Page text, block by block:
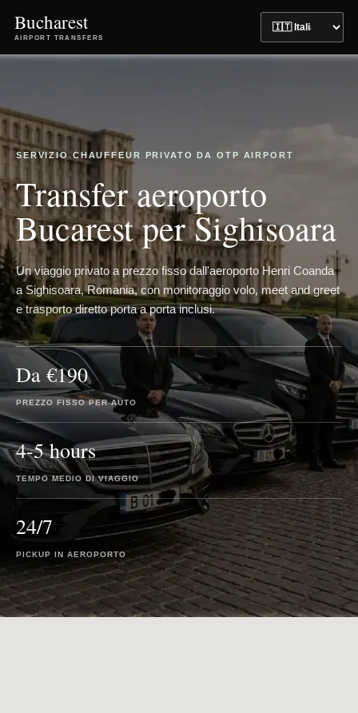
Bucharest
AIRPORT TRANSFERS
SERVIZIO CHAUFFEUR PRIVATO DA OTP AIRPORT
Transfer aeroporto
Bucarest per Sighisoara
Un viaggio privato a prezzo fisso dall'aeroporto Henri Coanda
a Sighisoara, Romania, con monitoraggio volo, meet and greet
e trasporto diretto porta a porta inclusi.
Da €190
PREZZO FISSO PER AUTO
4-5 hours
TEMPO MEDIO DI VIAGGIO
24/7
PICKUP IN AEROPORTO